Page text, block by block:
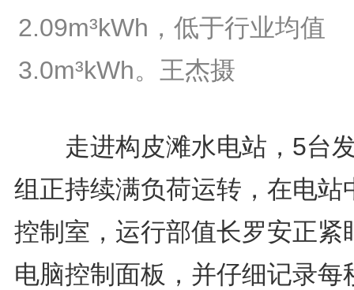
2.09m³kWh，低于行业均值
3.0m³kWh。王杰摄
走进构皮滩水电站，5台
组正持续满负荷运转，在电站
控制室，运行部值长罗安正紧
电脑控制面板，并仔细记录每